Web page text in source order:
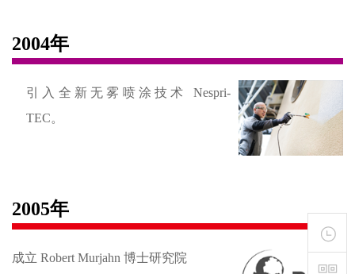
2004年
引入全新无雾喷涂技术 Nespri-
TEC。
2005年
成立 Robert Murjahn 博士研究院